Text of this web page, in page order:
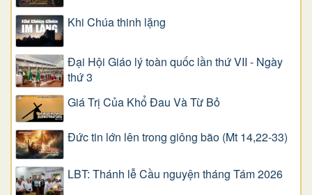
Khi Chúa thinh lặng
Đại Hội Giáo lý toàn quốc lần thứ VII - Ngày
thứ 3
Giá Trị Của Khổ Ðau Và Từ Bỏ
Đức tin lớn lên trong giông bão (Mt 14,22-33)
LBT: Thánh lễ Cầu nguyện tháng Tám 2026